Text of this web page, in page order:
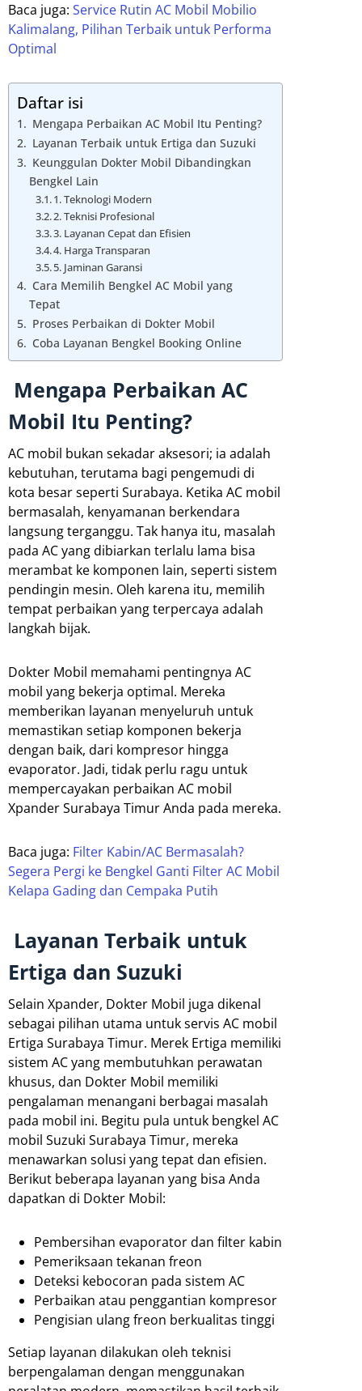
Baca juga: Service Rutin AC Mobil Mobilio
Kalimalang, Pilihan Terbaik untuk Performa
Optimal
Daftar isi
Mengapa Perbaikan AC Mobil Itu Penting?
Layanan Terbaik untuk Ertiga dan Suzuki
Keunggulan Dokter Mobil Dibandingkan
Bengkel Lain
1. Teknologi Modern
2. Teknisi Profesional
3. Layanan Cepat dan Efisien
4. Harga Transparan
5. Jaminan Garansi
Cara Memilih Bengkel AC Mobil yang
Tepat
Proses Perbaikan di Dokter Mobil
Coba Layanan Bengkel Booking Online
Mengapa Perbaikan AC
Mobil Itu Penting?
AC mobil bukan sekadar aksesori; ia adalah
kebutuhan, terutama bagi pengemudi di
kota besar seperti Surabaya. Ketika AC mobil
bermasalah, kenyamanan berkendara
langsung terganggu. Tak hanya itu, masalah
pada AC yang dibiarkan terlalu lama bisa
merambat ke komponen lain, seperti sistem
pendingin mesin. Oleh karena itu, memilih
tempat perbaikan yang terpercaya adalah
langkah bijak.
Dokter Mobil memahami pentingnya AC
mobil yang bekerja optimal. Mereka
memberikan layanan menyeluruh untuk
memastikan setiap komponen bekerja
dengan baik, dari kompresor hingga
evaporator. Jadi, tidak perlu ragu untuk
mempercayakan perbaikan AC mobil
Xpander Surabaya Timur Anda pada mereka.
Baca juga: Filter Kabin/AC Bermasalah?
Segera Pergi ke Bengkel Ganti Filter AC Mobil
Kelapa Gading dan Cempaka Putih
Layanan Terbaik untuk
Ertiga dan Suzuki
Selain Xpander, Dokter Mobil juga dikenal
sebagai pilihan utama untuk servis AC mobil
Ertiga Surabaya Timur. Merek Ertiga memiliki
sistem AC yang membutuhkan perawatan
khusus, dan Dokter Mobil memiliki
pengalaman menangani berbagai masalah
pada mobil ini. Begitu pula untuk bengkel AC
mobil Suzuki Surabaya Timur, mereka
menawarkan solusi yang tepat dan efisien.
Berikut beberapa layanan yang bisa Anda
dapatkan di Dokter Mobil:
Pembersihan evaporator dan filter kabin
Pemeriksaan tekanan freon
Deteksi kebocoran pada sistem AC
Perbaikan atau penggantian kompresor
Pengisian ulang freon berkualitas tinggi
Setiap layanan dilakukan oleh teknisi
berpengalaman dengan menggunakan